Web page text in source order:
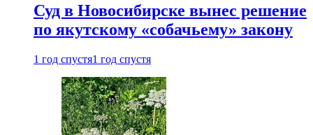
Суд в Новосибирске вынес решение
по якутскому «собачьему» закону
1 год спустя1 год спустя